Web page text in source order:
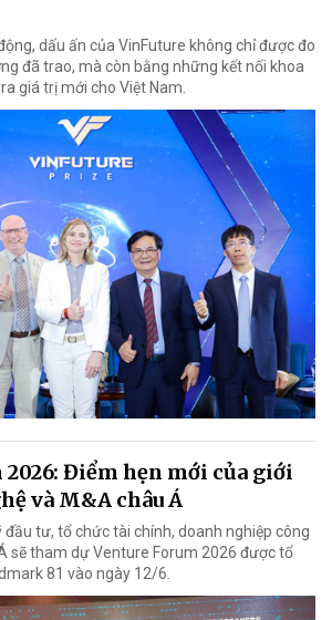
dấu ấn của VinFuture không chỉ được đo
đã trao, mà còn bằng những kết nối khoa
giá trị mới cho Việt Nam.
2026: Điểm hẹn mới của giới
và M&A châu Á
đầu tư, tổ chức tài chính, doanh nghiệp công
sẽ tham dự Venture Forum 2026 được tổ
81 vào ngày 12/6.